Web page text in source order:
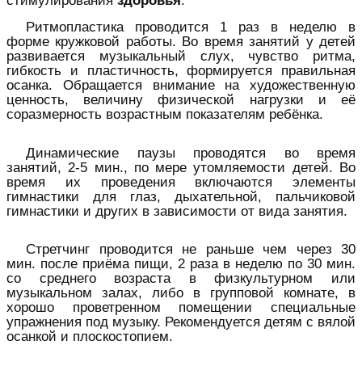
Ритмопластика проводится 1 раз в неделю в
форме кружковой работы. Во время занятий у детей
развивается музыкальный слух, чувство ритма,
гибкость и пластичность, формируется правильная
осанка. Обращается внимание на художественную
ценность, величину физической нагрузки и её
соразмерность возрастным показателям ребёнка.
Динамические паузы проводятся во время
занятий, 2-5 мин., по мере утомляемости детей. Во
время их проведения включаются элементы
гимнастики для глаз, дыхательной, пальчиковой
гимнастики и других в зависимости от вида занятия.
Стретчинг проводится не раньше чем через 30
мин. после приёма пищи, 2 раза в неделю по 30 мин.
со среднего возраста в физкультурном или
музыкальном залах, либо в групповой комнате, в
хорошо проветренном помещении специальные
упражнения под музыку. Рекомендуется детям с вялой
осанкой и плоскостопием.